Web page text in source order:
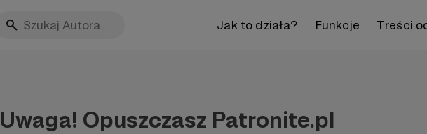
Jak to działa? Funkcje Treści
Uwaga! Opuszczasz Patronite.pl